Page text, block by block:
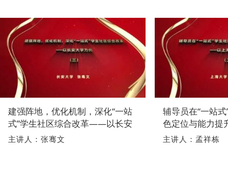
建强阵地，优化机制，深化“一站
式”学生社区综合改革——以长安
大学为例
主讲人：张骞文
辅导员在“一站
色定位与能力
学为例
主讲人：孟祥栋